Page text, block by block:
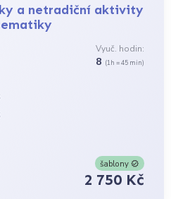
a netradiční aktivity
Vyuč. hodin:
8 (1h = 45 min)
šablony
2 750 Kč